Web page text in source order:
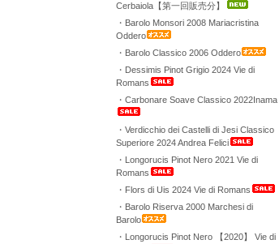
Cerbaiola【第一回販売分】
・Barolo Monsori 2008 Mariacristina
Oddero
・Barolo Classico 2006 Oddero
・Dessimis Pinot Grigio 2024 Vie di
Romans
・Carbonare Soave Classico 2022Inama
・Verdicchio dei Castelli di Jesi Classico
Superiore 2024 Andrea Felici
・Longorucis Pinot Nero 2021 Vie di
Romans
・Flors di Uis 2024 Vie di Romans
・Barolo Riserva 2000 Marchesi di
Barolo
・Longorucis Pinot Nero 【2020】 Vie di